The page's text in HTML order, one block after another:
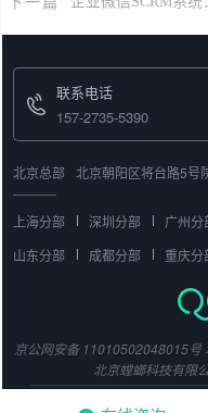
联系电话
157-2735-5390
北京总部 北京朝阳区将台路5号
上海分部 深圳分部 广州分
山东分部
成都分部 重庆分
京公网安备 11010502048015号
北京螳螂科技有限